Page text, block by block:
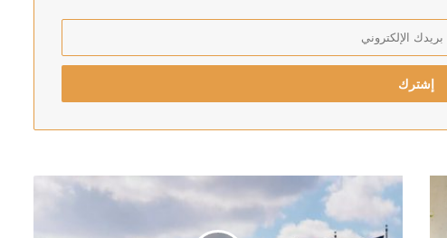
رئيس اركان الجيش الاسرائيلي يهدد بالتوغل أعمق في لبنان: لن ننسحب من الأراضي التي احتللناها في جميع الجبهات